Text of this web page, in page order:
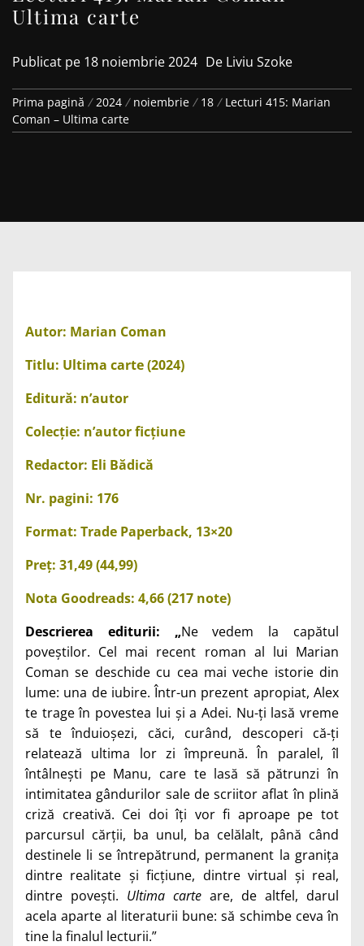
Ultima carte
Publicat pe 18 noiembrie 2024 De Liviu Szoke
Prima pagină 2024 noiembrie 18
Lecturi 415: Marian
Coman – Ultima carte
Autor: Marian Coman
Titlu: Ultima carte (2024)
Editură: n’autor
Colecție: n’autor ficțiune
Redactor: Eli Bădică
Nr. pagini: 176
Format: Trade Paperback, 13×20
Preț: 31,49 (44,99)
Nota Goodreads: 4,66 (217 note)
Descrierea editurii: „Ne vedem la capătul
poveștilor. Cel mai recent roman al lui Marian
Coman se deschide cu cea mai veche istorie din
lume: una de iubire. Într-un prezent apropiat, Alex
te trage în povestea lui și a Adei. Nu-ți lasă vreme
să te înduioșezi, căci, curând, descoperi că-ți
relatează ultima lor zi împreună. În paralel, îl
întâlnești pe Manu, care te lasă să pătrunzi în
intimitatea gândurilor sale de scriitor aflat în plină
criză creativă. Cei doi îți vor fi aproape pe tot
parcursul cărții, ba unul, ba celălalt, până când
destinele li se întrepătrund, permanent la granița
dintre realitate și ficțiune, dintre virtual și real,
dintre povești. Ultima carte are, de altfel, darul
acela aparte al literaturii bune: să schimbe ceva în
tine la finalul lecturii.”